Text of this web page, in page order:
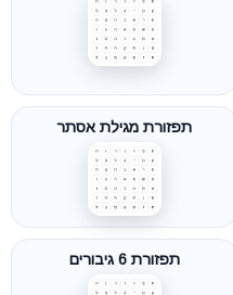
תפזורת מגילת אסתר
תפזורת 6 גיבורים